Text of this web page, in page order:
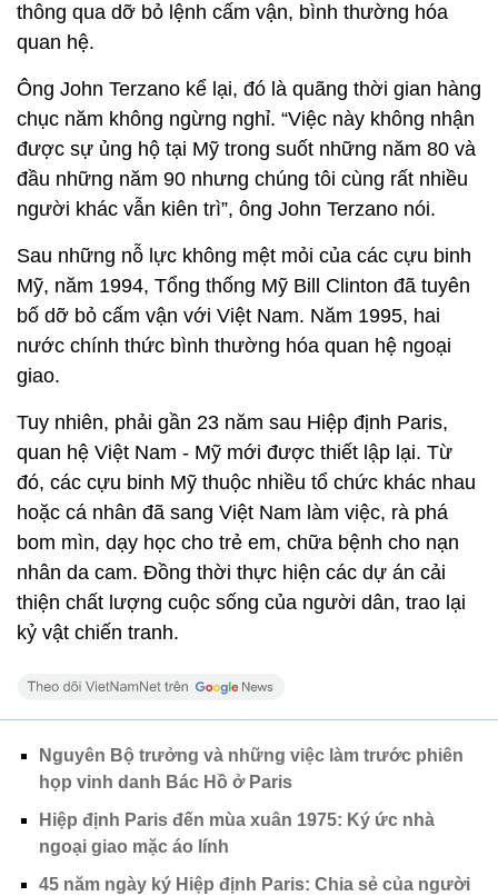
thông qua dỡ bỏ lệnh cấm vận, bình thường hóa
quan hệ.
Ông John Terzano kể lại, đó là quãng thời gian hàng
chục năm không ngừng nghỉ. “Việc này không nhận
được sự ủng hộ tại Mỹ trong suốt những năm 80 và
đầu những năm 90 nhưng chúng tôi cùng rất nhiều
người khác vẫn kiên trì”, ông John Terzano nói.
Sau những nỗ lực không mệt mỏi của các cựu binh
Mỹ, năm 1994, Tổng thống Mỹ Bill Clinton đã tuyên
bố dỡ bỏ cấm vận với Việt Nam. Năm 1995, hai
nước chính thức bình thường hóa quan hệ ngoại
giao.
Tuy nhiên, phải gần 23 năm sau Hiệp định Paris,
quan hệ Việt Nam - Mỹ mới được thiết lập lại. Từ
đó, các cựu binh Mỹ thuộc nhiều tổ chức khác nhau
hoặc cá nhân đã sang Việt Nam làm việc, rà phá
bom mìn, dạy học cho trẻ em, chữa bệnh cho nạn
nhân da cam. Đồng thời thực hiện các dự án cải
thiện chất lượng cuộc sống của người dân, trao lại
kỷ vật chiến tranh.
Nguyên Bộ trưởng và những việc làm trước phiên
họp vinh danh Bác Hồ ở Paris
Hiệp định Paris đến mùa xuân 1975: Ký ức nhà
ngoại giao mặc áo lính
45 năm ngày ký Hiệp định Paris: Chia sẻ của người